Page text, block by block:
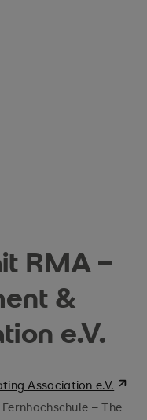
RMA –
&
e.V.
Association e.V.
– The